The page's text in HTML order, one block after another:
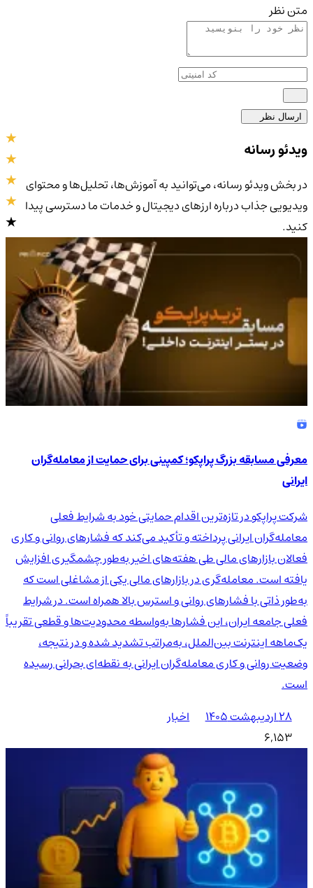
متن نظر
ارسال نظر
4.9/5
ویدئو رسانه
در بخش ویدئو رسانه، می‌توانید به آموزش‌ها، تحلیل‌ها و محتوای
ویدیویی جذاب درباره ارزهای دیجیتال و خدمات ما دسترسی پیدا
کنید.
معرفی مسابقه بزرگ پراپکو؛ کمپینی برای حمایت از معامله‌گران
ایرانی
شرکت پراپکو در تازه‌ترین اقدام حمایتی خود به شرایط فعلی
معامله‌گران ایرانی پرداخته و تأکید می‌کند که فشارهای روانی و کاری
فعالان بازارهای مالی طی هفته‌های اخیر به‌طور چشمگیری افزایش
یافته است. معامله‌گری در بازارهای مالی یکی از مشاغلی است که
به‌طور ذاتی با فشارهای روانی و استرس بالا همراه است. در شرایط
فعلی جامعه ایران، این فشارها به‌واسطه محدودیت‌ها و قطعی تقریباً
یک‌ماهه اینترنت بین‌الملل، به‌مراتب تشدید شده و در نتیجه،
وضعیت روانی و کاری معامله‌گران ایرانی به نقطه‌ای بحرانی رسیده
است.
۲۸ اردیبهشت ۱۴۰۵
اخبار
6,153